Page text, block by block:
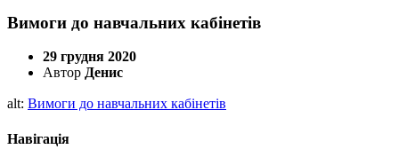
Вимоги до навчальних кабінетів
29 грудня 2020
Автор Денис
alt: Вимоги до навчальних кабінетів
Навігація